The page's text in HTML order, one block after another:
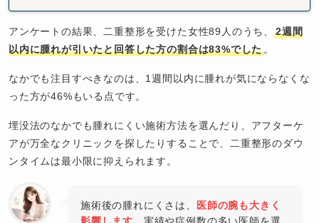
アンケートの結果、二重整形を受けた女性89人のうち、
2週間
以内に腫れが引いたと回答した方の割合は83%でした。
なかでも注目すべきなのは、1週間以内に腫れが気にならなくな
った方が46%もいる点です。
埋没法のなかでも腫れにくい施術方法を選んだり、アフターケ
アが万全なクリニックを探したりすることで、二重整形のダウ
ンタイムは最小限に抑えられます。
施術後の腫れにくさは、
医師の腕も大きく
影響します。実績や症例数の多い医師を選